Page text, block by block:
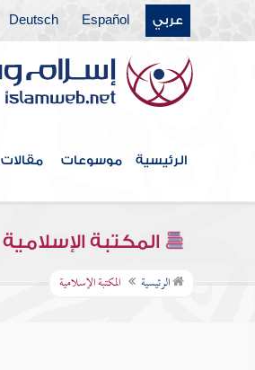
عربي Español
Deutsch
الرئيسية موسوعات مقالات
المكتبة الإسلامية
الرئيسية المكتبة الإسلامية